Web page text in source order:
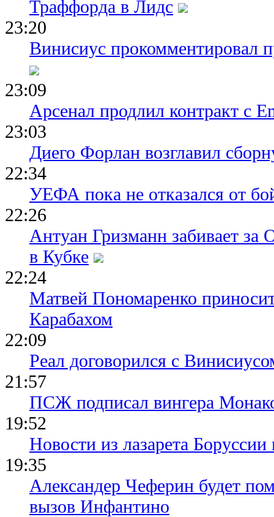
Траффорда в Лидс
23:20
Винисиус прокомментировал
23:09
Арсенал продлил контракт с
23:03
Диего Форлан возглавил
22:34
УЕФА пока не отказался от
22:26
Антуан Гризманн забивает за
в Кубке
22:24
Матвей Пономаренко
Карабахом
22:09
Реал договорился с
21:57
ПСЖ подписал вингера
19:52
Новости из лазарета
19:35
Александер Чеферин будет
вызов Инфантино